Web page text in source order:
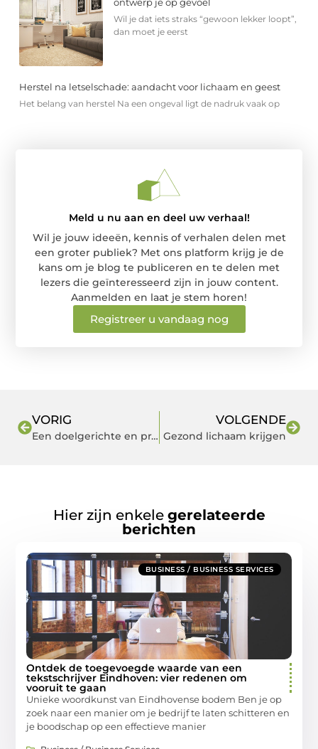
Wil je dat iets straks “gewoon lekker loopt”,
dan moet je eerst
Herstel na letselschade: aandacht voor lichaam en geest
Het belang van herstel Na een ongeval ligt de nadruk vaak op
Meld u nu aan en deel uw verhaal!
Wil je jouw ideeën, kennis of verhalen delen met
een groter publiek? Met ons platform krijg je de
kans om je blog te publiceren en te delen met
lezers die geïnteresseerd zijn in jouw content.
Aanmelden en laat je stem horen!
Registreer u vandaag nog
VORIG
Een doelgerichte en pragmatische aanpak tijdens uw re-integratie 2e spoor
VOLGENDE
Gezond lichaam krijgen
Hier zijn enkele gerelateerde
berichten
BUSINESS / BUSINESS SERVICES
Ontdek de toegevoegde waarde van een
tekstschrijver Eindhoven: vier redenen om
vooruit te gaan
Unieke woordkunst van Eindhovense bodem Ben je op
zoek naar een manier om je bedrijf te laten schitteren en
je boodschap op een effectieve manier